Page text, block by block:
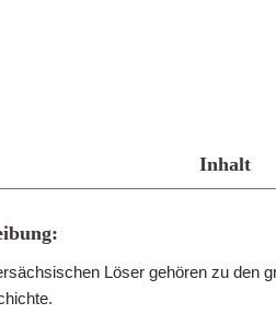
Inhalt
Löser gehören zu den